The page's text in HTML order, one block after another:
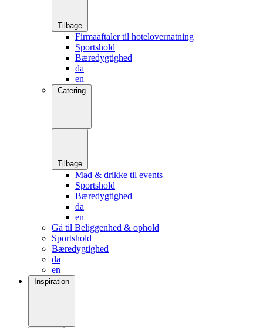
Tilbage
Firmaaftaler til hotelovernatning
Sportshold
Bæredygtighed
da
en
Catering
Tilbage
Mad & drikke til events
Sportshold
Bæredygtighed
da
en
Gå til Beliggenhed & ophold
Sportshold
Bæredygtighed
da
en
Inspiration